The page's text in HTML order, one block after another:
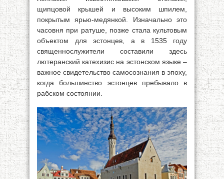
щипцовой крышей и высоким шпилем,
покрытым ярью-медянкой. Изначально это
часовня при ратуше, позже стала культовым
объектом для эстонцев, а в 1535 году
священнослужители составили здесь
лютеранский катехизис на эстонском языке –
важное свидетельство самосознания в эпоху,
когда большинство эстонцев пребывало в
рабском состоянии.